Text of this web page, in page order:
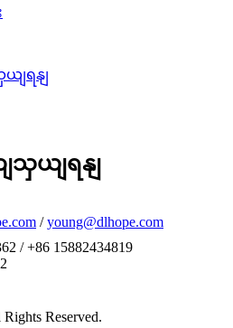
ျရနျ
သှယျရနျ
/young@dlhope.com
/ +86 15882434819
Reserved.